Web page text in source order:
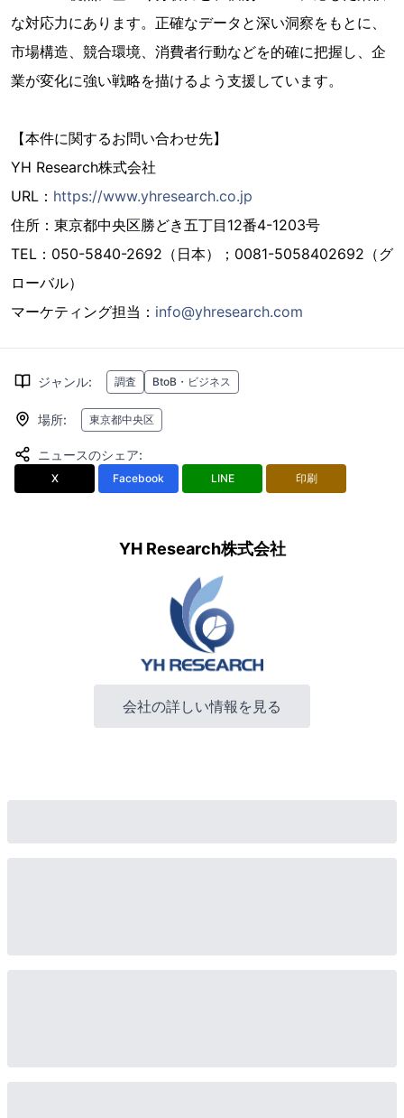
な対応力にあります。正確なデータと深い洞察をもとに、
市場構造、競合環境、消費者行動などを的確に把握し、企
業が変化に強い戦略を描けるよう支援しています。
【本件に関するお問い合わせ先】
YH Research株式会社
URL： https://www.yhresearch.co.jp
住所：東京都中央区勝どき五丁目12番4-1203号
TEL：050-5840-2692（日本）；0081-5058402692（グ
ローバル）
マーケティング担当： info@yhresearch.com
ジャンル: 調査 BtoB・ビジネス
場所: 東京都中央区
ニュースのシェア:
X Facebook LINE 印刷
YH Research株式会社
会社の詳しい情報を見る